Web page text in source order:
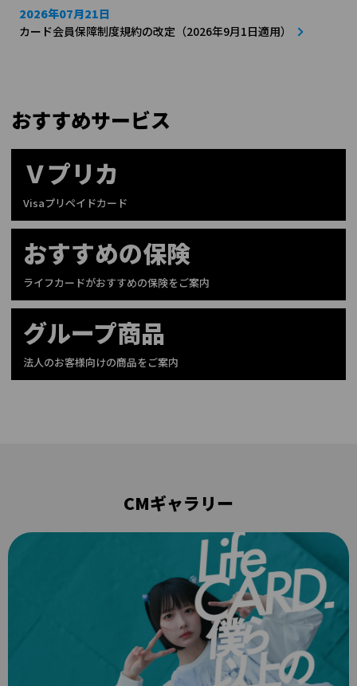
2026年07月21日
カード会員保障制度規約の改定（2026年9月1日適用）
おすすめサービス
Ｖプリカ
Visaプリペイドカード
おすすめの保険
ライフカードがおすすめの保険をご案内
グループ商品
法人のお客様向けの商品をご案内
CMギャラリー